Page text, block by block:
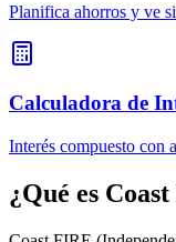
Planifica ahorros y ve
Calculadora de
Interés compuesto con
¿Qué es